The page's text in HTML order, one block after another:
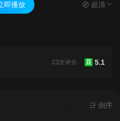
即播放 超清
豆 5.1
23次评分
倒序